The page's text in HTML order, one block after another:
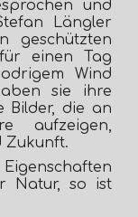
und
Längler
geschützten
einen Tag
Wind
sie ihre
Bilder, die an
aufzeigen,
Zukunft.
Natur, so ist